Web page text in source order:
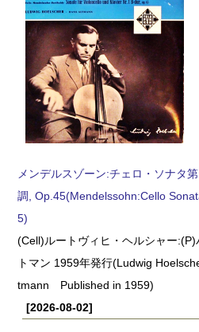
メンデルスゾーン:チェロ・ソナタ
調, Op.45(Mendelssohn:Cello
5)
(Cell)ルートヴィヒ・ヘルシャー
トマン 1959年発行(Ludwig
tmann Published in 1959)
[2026-08-02]